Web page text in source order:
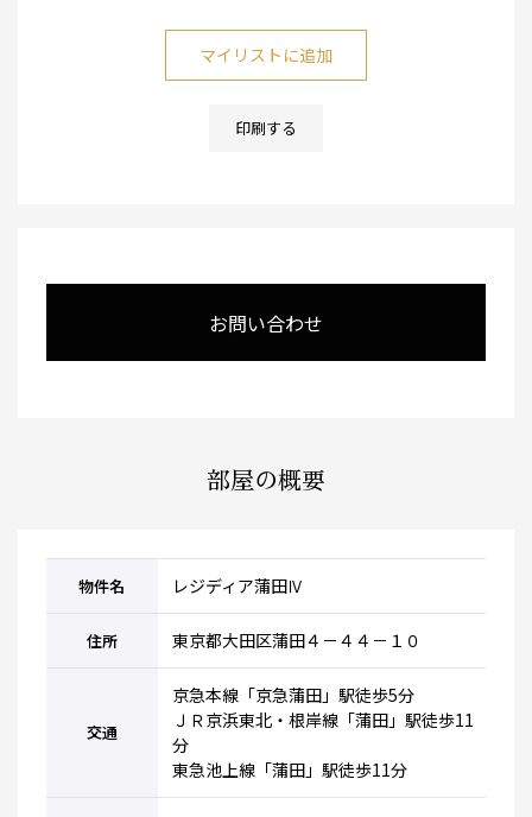
マイリストに追加
印刷する
お問い合わせ
部屋の概要
物件名 レジディア蒲田Ⅳ
住所 東京都大田区蒲田４－４４－１０
交通
京急本線「京急蒲田」駅徒歩5分
ＪＲ京浜東北・根岸線「蒲田」駅徒歩11
分
東急池上線「蒲田」駅徒歩11分